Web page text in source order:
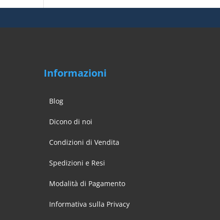
Informazioni
Blog
Dicono di noi
Condizioni di Vendita
Spedizioni e Resi
Modalità di Pagamento
Informativa sulla Privacy